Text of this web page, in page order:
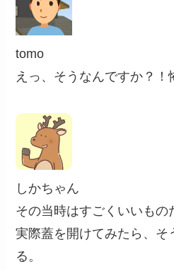
tomo
えっ、そうなんですか？！
しかちゃん
その当時はすごくいいもの
実際蓋を開けてみたら、そ
る。